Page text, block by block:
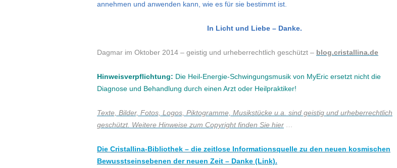
annehmen und anwenden kann, wie es für sie bestimmt ist.
In Licht und Liebe – Danke.
Dagmar im Oktober 2014 – geistig und urheberrechtlich geschützt – blog.cristallina.de
Hinweisverpflichtung: Die Heil-Energie-Schwingungsmusik von MyEric ersetzt nicht die
Diagnose und Behandlung durch einen Arzt oder Heilpraktiker!
Texte, Bilder, Fotos, Logos, Piktogramme, Musikstücke u.a. sind geistig und urheberrechtlich
geschützt. Weitere Hinweise zum Copyright finden Sie hier …
Die Cristallina-Bibliothek – die zeitlose Informationsquelle zu den neuen kosmischen
Bewusstseinsebenen der neuen Zeit – Danke (Link).